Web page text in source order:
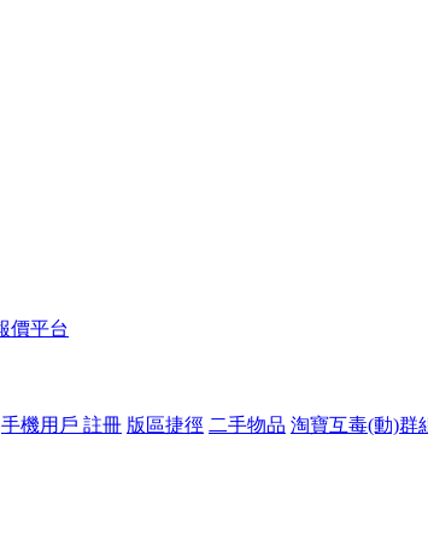
價平台
手機用戶 註冊 版區捷徑 二手物品 淘寶互毒(動)群